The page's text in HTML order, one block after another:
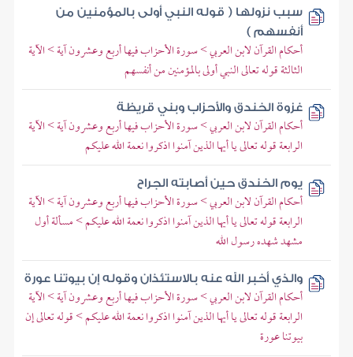
سبب نزولها ( قوله النبي أولى بالمؤمنين من
أنفسهم )
أحكام القرآن لابن العربي > سورة الأحزاب فيها أربع وعشرون آية > الآية
الثالثة قوله تعالى النبي أولى بالمؤمنين من أنفسهم
غزوة الخندق والأحزاب وبني قريظة
أحكام القرآن لابن العربي > سورة الأحزاب فيها أربع وعشرون آية > الآية
الرابعة قوله تعالى يا أيها الذين آمنوا اذكروا نعمة الله عليكم
يوم الخندق حين أصابته الجراح
أحكام القرآن لابن العربي > سورة الأحزاب فيها أربع وعشرون آية > الآية
الرابعة قوله تعالى يا أيها الذين آمنوا اذكروا نعمة الله عليكم > مسألة أول
مشهد شهده رسول الله
والذي أخبر الله عنه بالاستئذان وقوله إن بيوتنا عورة
أحكام القرآن لابن العربي > سورة الأحزاب فيها أربع وعشرون آية > الآية
الرابعة قوله تعالى يا أيها الذين آمنوا اذكروا نعمة الله عليكم > قوله تعالى إن
بيوتنا عورة